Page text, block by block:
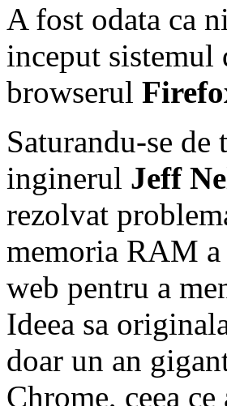
A fost odata ca
inceput sistemul
browserul
Saturandu-se
inginerul Jeff
rezolvat
memoria RAM
web pentru a
Ideea sa
doar un an
Chrome, ceea